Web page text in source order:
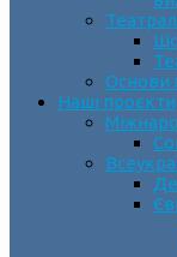
Основи
Наші проєкти